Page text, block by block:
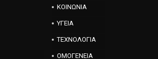
ΚΟΙΝΩΝΙΑ
ΥΓΕΙΑ
ΤΕΧΝΟΛΟΓΙΑ
ΟΜΟΓΕΝΕΙΑ